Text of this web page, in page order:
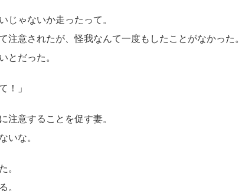
じゃないか走ったって。
注意されたが、怪我なんて一度もしたことがなかった。
とだった。
！」
注意することを促す妻。
いな。
。
。